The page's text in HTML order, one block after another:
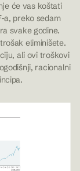
će vas koštati
a, preko sedam
svake godine.
eliminišete.
ali ovi troškovi
racionalni